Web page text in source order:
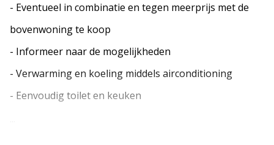
- Eventueel in combinatie en tegen meerprijs met de
bovenwoning te koop
- Informeer naar de mogelijkheden
- Verwarming en koeling middels airconditioning
- Eenvoudig toilet en keuken